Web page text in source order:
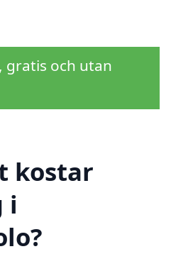
gratis och utan
kostar
i